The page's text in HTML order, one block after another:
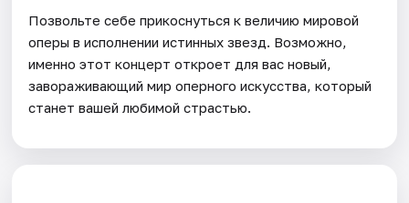
Позвольте себе прикоснуться к величию мировой
оперы в исполнении истинных звезд. Возможно,
именно этот концерт откроет для вас новый,
завораживающий мир оперного искусства, который
станет вашей любимой страстью.